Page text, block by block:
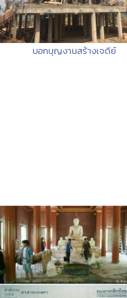
บอกบุญงานสร้างเจดีย์